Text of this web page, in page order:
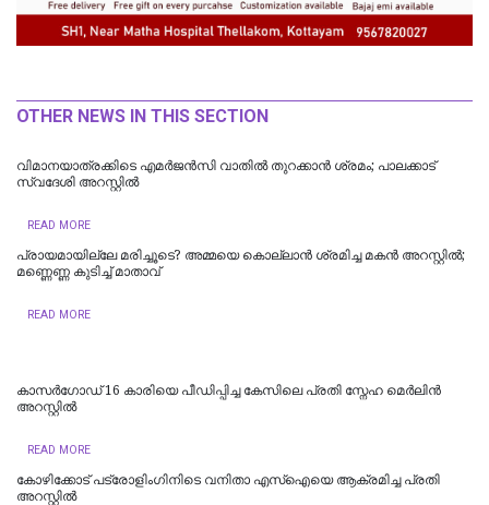
OTHER NEWS IN THIS SECTION
വിമാനയാത്രക്കിടെ എമര്‍ജന്‍സി വാതില്‍ തുറക്കാന്‍ ശ്രമം; പാലക്കാട്
സ്വദേശി അറസ്റ്റില്‍
READ MORE
പ്രായമായില്ലേ മരിച്ചൂടെ? അമ്മയെ കൊല്ലാൻ ശ്രമിച്ച മകൻ അറസ്റ്റിൽ;
മണ്ണെണ്ണ കുടിച്ച് മാതാവ്
READ MORE
കാസർഗോഡ് 16 കാരിയെ പീഡിപ്പിച്ച കേസിലെ പ്രതി സ്നേഹ മെർലിൻ
അറസ്റ്റിൽ
READ MORE
കോഴിക്കോട് പട്രോളിംഗിനിടെ വനിതാ എസ്ഐയെ ആക്രമിച്ച പ്രതി
അറസ്റ്റിൽ